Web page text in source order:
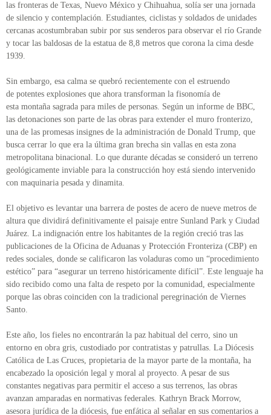
las fronteras de Texas, Nuevo México y Chihuahua, solía ser una jornada
de silencio y contemplación. Estudiantes, ciclistas y soldados de unidades
cercanas acostumbraban subir por sus senderos para observar el río Grande
y tocar las baldosas de la estatua de 8,8 metros que corona la cima desde
1939.
Sin embargo, esa calma se quebró recientemente con el estruendo
de potentes explosiones que ahora transforman la fisonomía de
esta montaña sagrada para miles de personas. Según un informe de BBC,
las detonaciones son parte de las obras para extender el muro fronterizo,
una de las promesas insignes de la administración de Donald Trump, que
busca cerrar lo que era la última gran brecha sin vallas en esta zona
metropolitana binacional. Lo que durante décadas se consideró un terreno
geológicamente inviable para la construcción hoy está siendo intervenido
con maquinaria pesada y dinamita.
El objetivo es levantar una barrera de postes de acero de nueve metros de
altura que dividirá definitivamente el paisaje entre Sunland Park y Ciudad
Juárez. La indignación entre los habitantes de la región creció tras las
publicaciones de la Oficina de Aduanas y Protección Fronteriza (CBP) en
redes sociales, donde se calificaron las voladuras como un “procedimiento
estético” para “asegurar un terreno históricamente difícil”. Este lenguaje ha
sido recibido como una falta de respeto por la comunidad, especialmente
porque las obras coinciden con la tradicional peregrinación de Viernes
Santo.
Este año, los fieles no encontrarán la paz habitual del cerro, sino un
entorno en obra gris, custodiado por contratistas y patrullas. La Diócesis
Católica de Las Cruces, propietaria de la mayor parte de la montaña, ha
encabezado la oposición legal y moral al proyecto. A pesar de sus
constantes negativas para permitir el acceso a sus terrenos, las obras
avanzan amparadas en normativas federales. Kathryn Brack Morrow,
asesora jurídica de la diócesis, fue enfática al señalar en sus comentarios a